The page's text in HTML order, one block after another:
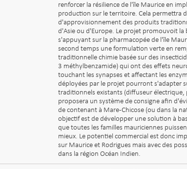
renforcer la résilience de l'île Maurice en
production sur le territoire. Cela permettra
d'approvisionnement des produits
d'Asie ou d'Europe. Le projet promouvoit la
s'appuyant sur la pharmacopée de l'île
second temps une formulation verte en
traditionnelle chimie basée sur des
3 méthylbenzamide) qui ont des effets
touchant les synapses et affectant les
déployées par le projet pourront s'adapter
traditionnels existants (diffuseur électrique,
proposera un système de consigne afin
de contenant à Mare-Chicose (ou dans la
objectif est de développer une solution à
que toutes les familles mauriciennes
mieux. Le potentiel commercial est donc
sur Maurice et Rodrigues mais avec des
dans la région Océan Indien.